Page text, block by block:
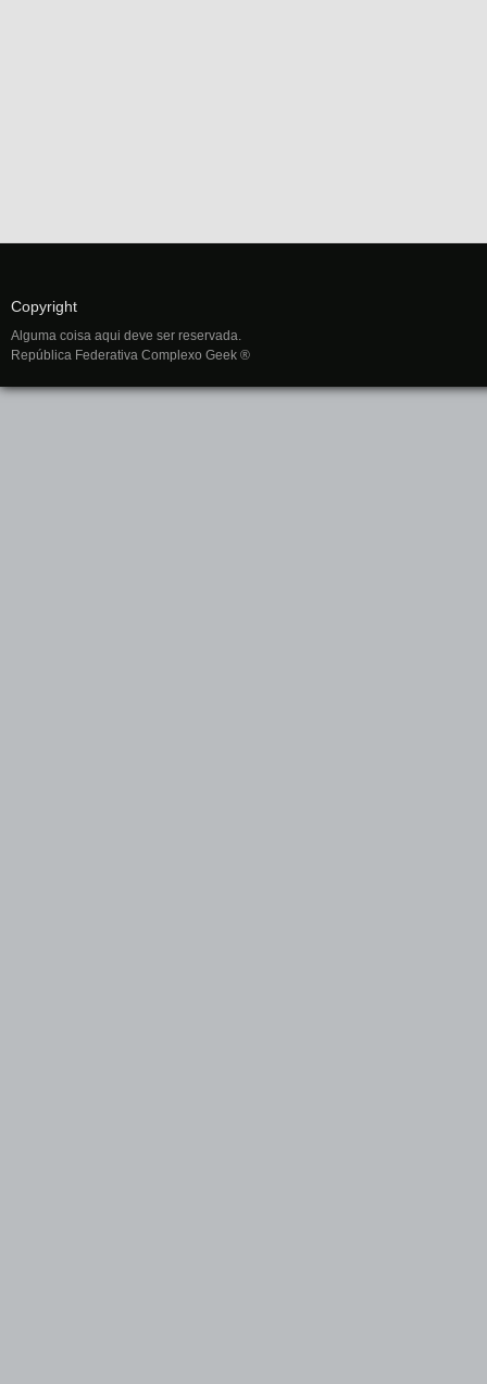
Copyright
Alguma coisa aqui deve ser reservada.
República Federativa Complexo Geek ®